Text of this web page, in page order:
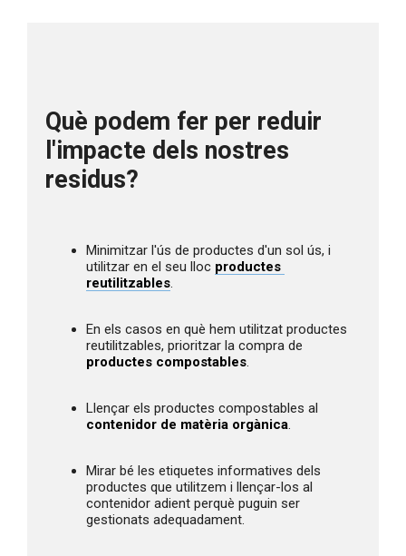
Què podem fer per reduir
l'impacte dels nostres
residus?
Minimitzar l'ús de productes d'un sol ús, i
utilitzar en el seu lloc productes
reutilitzables.
En els casos en què hem utilitzat productes
productes compostables.
contenidor de matèria orgànica.
Mirar bé les etiquetes informatives dels
productes que utilitzem i llençar-los al
contenidor adient perquè puguin ser
gestionats adequadament.